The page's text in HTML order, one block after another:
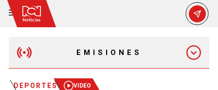
EMISIONES
EMISIÓN 12:30 PM
DEPORTES VIDEO